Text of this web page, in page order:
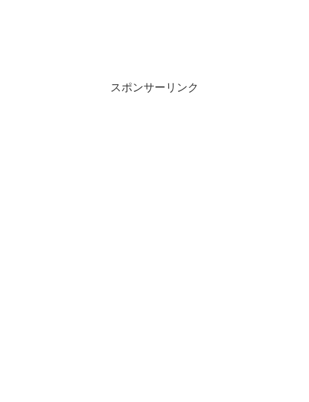
スポンサーリンク